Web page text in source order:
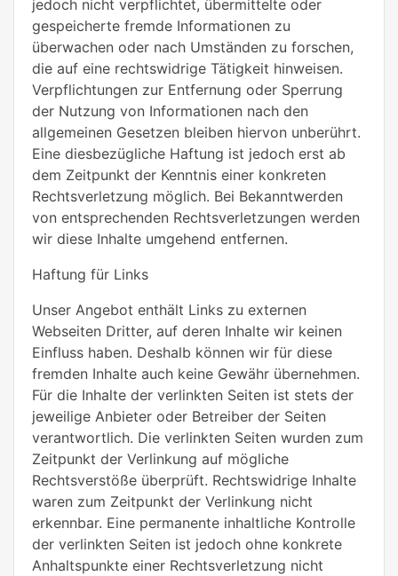
jedoch nicht verpflichtet, übermittelte oder
gespeicherte fremde Informationen zu
überwachen oder nach Umständen zu forschen,
die auf eine rechtswidrige Tätigkeit hinweisen.
Verpflichtungen zur Entfernung oder Sperrung
der Nutzung von Informationen nach den
allgemeinen Gesetzen bleiben hiervon unberührt.
Eine diesbezügliche Haftung ist jedoch erst ab
dem Zeitpunkt der Kenntnis einer konkreten
Rechtsverletzung möglich. Bei Bekanntwerden
von entsprechenden Rechtsverletzungen werden
wir diese Inhalte umgehend entfernen.
Haftung für Links
Unser Angebot enthält Links zu externen
Webseiten Dritter, auf deren Inhalte wir keinen
Einfluss haben. Deshalb können wir für diese
fremden Inhalte auch keine Gewähr übernehmen.
Für die Inhalte der verlinkten Seiten ist stets der
jeweilige Anbieter oder Betreiber der Seiten
verantwortlich. Die verlinkten Seiten wurden zum
Zeitpunkt der Verlinkung auf mögliche
Rechtsverstöße überprüft. Rechtswidrige Inhalte
waren zum Zeitpunkt der Verlinkung nicht
erkennbar. Eine permanente inhaltliche Kontrolle
der verlinkten Seiten ist jedoch ohne konkrete
Anhaltspunkte einer Rechtsverletzung nicht